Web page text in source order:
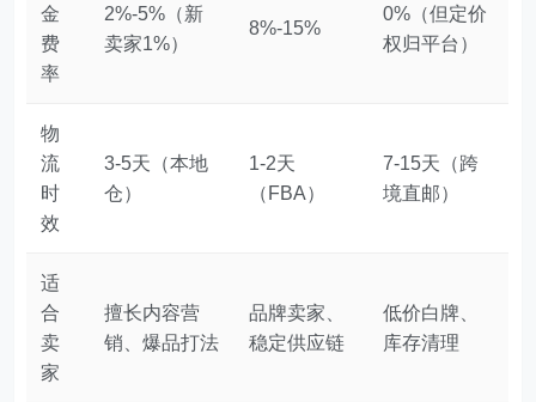
金
费
率
2%-5%（新
卖家1%）
8%-15%
0%（但定价
权归平台）
物
流
时
效
3-5天（本地
仓）
1-2天
（FBA）
7-15天（跨
境直邮）
适
合
卖
家
擅长内容营
销、爆品打法
品牌卖家、
稳定供应链
低价白牌、
库存清理